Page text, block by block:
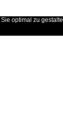
optimal zu